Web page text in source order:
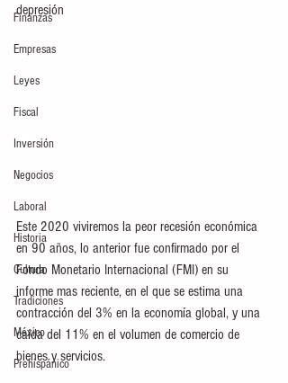
Finanzas
Empresas
Leyes
Fiscal
Inversión
Negocios
Laboral
Historia
Cultura
Tradiciones
México
Prehispánico
depresión
Este 2020 viviremos la peor recesión económica
en 90 años, lo anterior fue confirmado por el
Fondo Monetario Internacional (FMI) en su
informe mas reciente, en el que se estima una
contracción del 3% en la economía global, y una
caída del 11% en el volumen de comercio de
bienes y servicios.